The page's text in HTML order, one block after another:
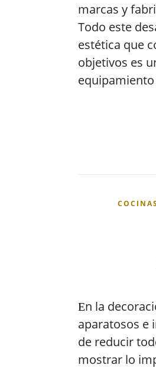
marcas y
Todo este
estética que
objetivos es
En la
aparatosos e
de reducir
mostrar lo